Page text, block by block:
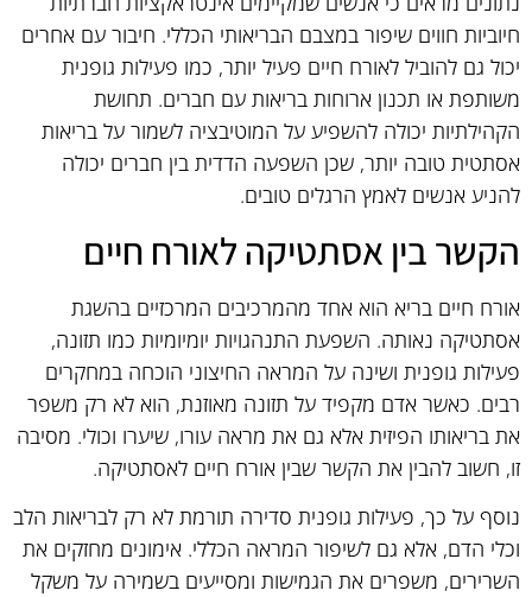
חיוביות חווים שיפור במצבם הבריאותי הכללי. חיבור עם אחרים
יכול גם להוביל לאורח חיים פעיל יותר, כמו פעילות גופנית
משותפת או תכנון ארוחות בריאות עם חברים. תחושת
הקהילתיות יכולה להשפיע על המוטיבציה לשמור על בריאות
אסתטית טובה יותר, שכן השפעה הדדית בין חברים יכולה
להניע אנשים לאמץ הרגלים טובים.
הקשר בין אסתטיקה לאורח חיים
אורח חיים בריא הוא אחד מהמרכיבים המרכזיים בהשגת
אסתטיקה נאותה. השפעת התנהגויות יומיומיות כמו תזונה,
פעילות גופנית ושינה על המראה החיצוני הוכחה במחקרים
רבים. כאשר אדם מקפיד על תזונה מאוזנת, הוא לא רק משפר
את בריאותו הפיזית אלא גם את מראה עורו, שיערו וכולי. מסיבה
זו, חשוב להבין את הקשר שבין אורח חיים לאסתטיקה.
נוסף על כך, פעילות גופנית סדירה תורמת לא רק לבריאות הלב
וכלי הדם, אלא גם לשיפור המראה הכללי. אימונים מחזקים את
השרירים, משפרים את הגמישות ומסייעים בשמירה על משקל